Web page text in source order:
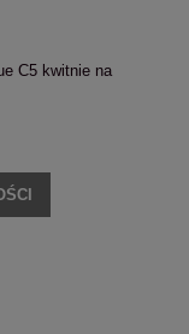
C5 kwitnie na